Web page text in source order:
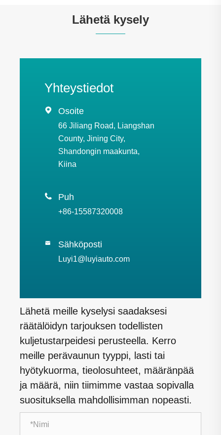
Lähetä kysely
Yhteystiedot
 Osoite
66 Jiliang Road, Liangshan
County, Jining City,
Shandongin maakunta,
Kiina
 Puh
+86-15587320008
 Sähköposti
Luyi1@luyiauto.com
Lähetä meille kyselysi saadaksesi
räätälöidyn tarjouksen todellisten
kuljetustarpeidesi perusteella. Kerro
meille perävaunun tyyppi, lasti tai
hyötykuorma, tieolosuhteet, määränpää
ja määrä, niin tiimimme vastaa sopivalla
suosituksella mahdollisimman nopeasti.